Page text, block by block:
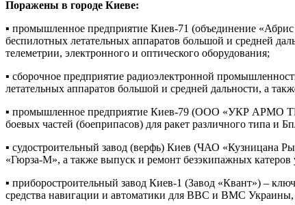
Поражены в городе Киеве:
▪️ промышленное предприятие Киев-71 (объединение
беспилотных летательных аппаратов большой и средней
телеметрии, электронного и оптического оборудования;
▪️ сборочное предприятие радиоэлектронной
летательных аппаратов большой и средней дальности, а
▪️ промышленное предприятие Киев-79 (ООО «УКР АРМО
боевых частей (боеприпасов) для ракет различного типа и
▪️ судостроительный завод (верфь) Киев (ЧАО «Кузницана
«Гюрза-М», а также выпуск и ремонт безэкипажных катеров
▪️ приборостроительный завод Киев-1 (Завод «Квант») –
средства навигации и автоматики для ВВС и ВМС